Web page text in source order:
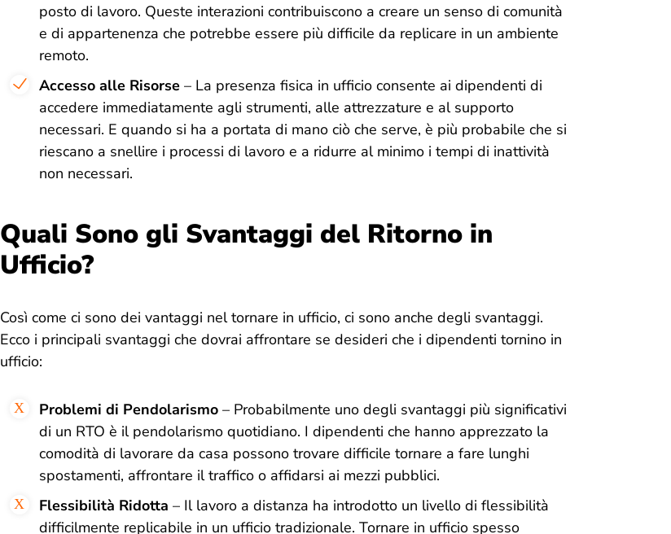
posto di lavoro. Queste interazioni contribuiscono a creare un senso di comunità
e di appartenenza che potrebbe essere più difficile da replicare in un ambiente
remoto.
Accesso alle Risorse – La presenza fisica in ufficio consente ai dipendenti di
accedere immediatamente agli strumenti, alle attrezzature e al supporto
necessari. E quando si ha a portata di mano ciò che serve, è più probabile che si
riescano a snellire i processi di lavoro e a ridurre al minimo i tempi di inattività
non necessari.
Quali Sono gli Svantaggi del Ritorno in
Ufficio?
Così come ci sono dei vantaggi nel tornare in ufficio, ci sono anche degli svantaggi.
Ecco i principali svantaggi che dovrai affrontare se desideri che i dipendenti tornino in
ufficio:
Problemi di Pendolarismo – Probabilmente uno degli svantaggi più significativi
di un RTO è il pendolarismo quotidiano. I dipendenti che hanno apprezzato la
comodità di lavorare da casa possono trovare difficile tornare a fare lunghi
spostamenti, affrontare il traffico o affidarsi ai mezzi pubblici.
Flessibilità Ridotta – Il lavoro a distanza ha introdotto un livello di flessibilità
difficilmente replicabile in un ufficio tradizionale. Tornare in ufficio spesso